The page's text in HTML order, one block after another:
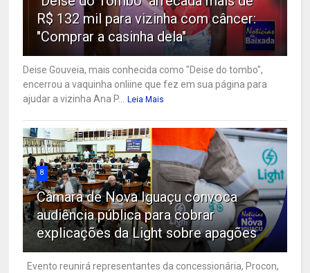
R$ 132 mil para vizinha com câncer:
"Comprar a casinha dela"
Deise Gouveia, mais conhecida como "Deise do tombo",
encerrou a vaquinha onliine que fez em sua página para
ajudar a vizinha Ana P... Leia Mais
8
Câmara de Nova Iguaçu convoca
audiência pública para cobrar
explicações da Light sobre apagões
Evento reunirá representantes da concessionária, Procon,